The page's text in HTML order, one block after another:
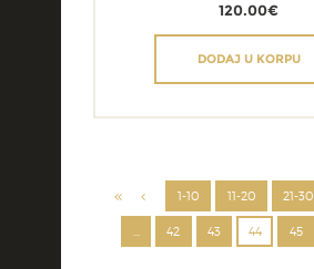
120.00€
DODAJ U KORPU
1-10 11-20 21-30
42 43 44 45